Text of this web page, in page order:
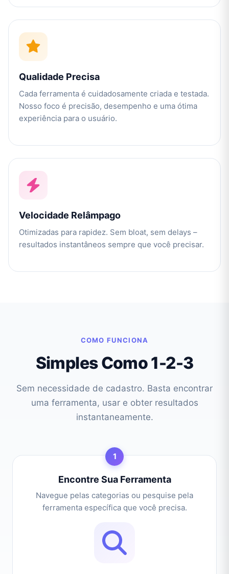
Qualidade Precisa
Cada ferramenta é cuidadosamente criada e testada.
Nosso foco é precisão, desempenho e uma ótima
experiência para o usuário.
Velocidade Relâmpago
Otimizadas para rapidez. Sem bloat, sem delays –
resultados instantâneos sempre que você precisar.
COMO FUNCIONA
Simples Como 1-2-3
Sem necessidade de cadastro. Basta encontrar
uma ferramenta, usar e obter resultados
instantaneamente.
1
Encontre Sua Ferramenta
Navegue pelas categorias ou pesquise pela
ferramenta específica que você precisa.